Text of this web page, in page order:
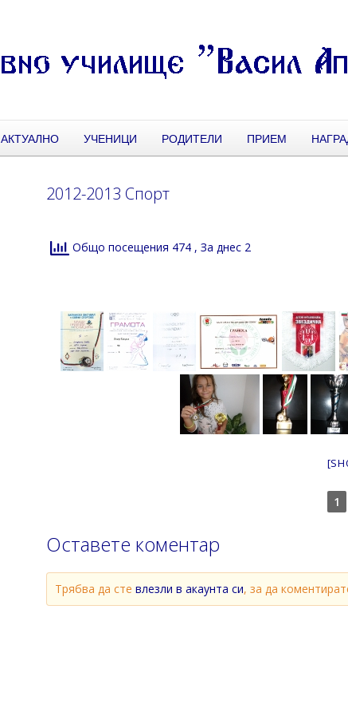
АКТУАЛНО УЧЕНИЦИ РОДИТЕЛИ ПРИЕМ
2012-2013 Спорт
Общо посещения 474 , За днес 2
1
Оставете коментар
Трябва да стевлезли в акаунта си, за да